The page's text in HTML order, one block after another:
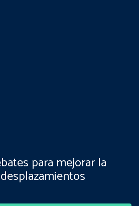
para mejorar la